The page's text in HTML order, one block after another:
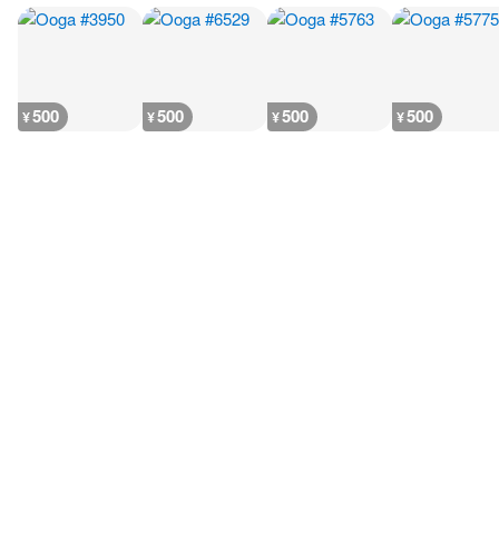
¥500 ¥500 ¥500 ¥500